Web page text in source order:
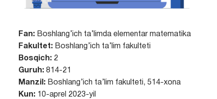
Fan: Boshlang’ich ta’limda elementar matematika
Fakultet:Boshlang’ich ta’lim fakulteti
Bosqich:2
Guruh:814-21
Manzil:Boshlang’ich ta’lim fakulteti, 514-xona
Kun: 10-aprel 2023-yil